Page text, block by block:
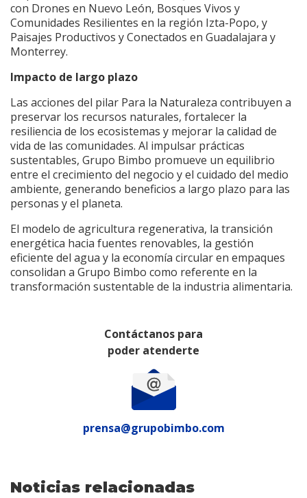
con Drones en Nuevo León, Bosques Vivos y
Comunidades Resilientes en la región Izta-Popo, y
Paisajes Productivos y Conectados en Guadalajara y
Monterrey.
Impacto de largo plazo
Las acciones del pilar Para la Naturaleza contribuyen a
preservar los recursos naturales, fortalecer la
resiliencia de los ecosistemas y mejorar la calidad de
vida de las comunidades. Al impulsar prácticas
sustentables, Grupo Bimbo promueve un equilibrio
entre el crecimiento del negocio y el cuidado del medio
ambiente, generando beneficios a largo plazo para las
personas y el planeta.
El modelo de agricultura regenerativa, la transición
energética hacia fuentes renovables, la gestión
eficiente del agua y la economía circular en empaques
consolidan a Grupo Bimbo como referente en la
transformación sustentable de la industria alimentaria.
Contáctanos para
poder atenderte
prensa@grupobimbo.com
Noticias relacionadas